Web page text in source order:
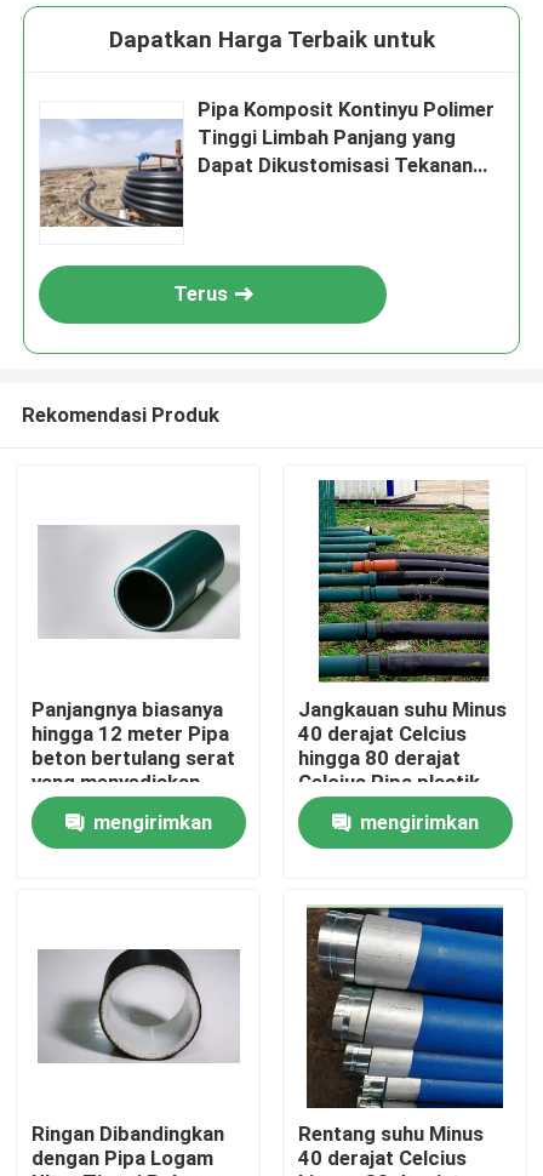
Rumah
Tampilan VR
Dapatkan Harga Terbaik untuk
Pipa Komposit Kontinyu Polimer
Tinggi Limbah Panjang yang
Dapat Dikustomisasi Tekanan
Terus
Rekomendasi Produk
Panjangnya biasanya
hingga 12 meter Pipa
beton bertulang serat
yang menyediakan
solusi tekanan tinggi
dan ketahanan korosi
mengirimkan
Jangkauan suhu Minus
40 derajat Celcius
hingga 80 derajat
Celcius Pipa plastik
diperkuat Panjang
yang dapat
disesuaikan Cocok
distribusi minyak gas
dan air
mengirimkan
Ringan Dibandingkan
dengan Pipa Logam
Rentang suhu Minus
40 derajat Celcius